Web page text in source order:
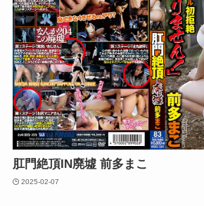
肛門絶頂IN廃墟 前多まこ
2025-02-07